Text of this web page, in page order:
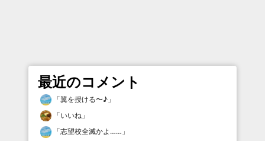
最近のコメント
「翼を授ける〜♪ 」
「いいね 」
「志望校全滅かよ…… 」